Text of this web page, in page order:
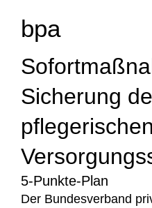
bpa
Sicherung
pflegerischen
5-Punkte-Plan
Der Bundesverband